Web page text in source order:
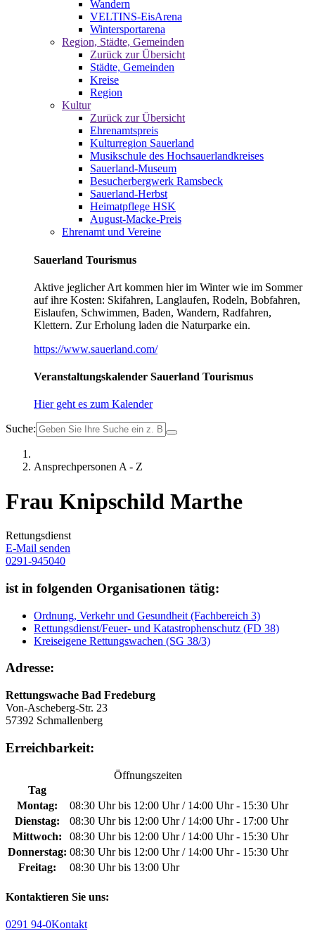
Wandern
VELTINS-EisArena
Wintersportarena
Region, Städte, Gemeinden
Zurück zur Übersicht
Städte, Gemeinden
Kreise
Region
Kultur
Zurück zur Übersicht
Ehrenamtspreis
Kulturregion Sauerland
Musikschule des Hochsauerlandkreises
Sauerland-Museum
Besucherbergwerk Ramsbeck
Sauerland-Herbst
Heimatpflege HSK
August-Macke-Preis
Ehrenamt und Vereine
Sauerland Tourismus
Aktive jeglicher Art kommen hier im Winter wie im Sommer
auf ihre Kosten: Skifahren, Langlaufen, Rodeln, Bobfahren,
Eislaufen, Schwimmen, Baden, Wandern, Radfahren,
Klettern. Zur Erholung laden die Naturparke ein.
https://www.sauerland.com/
Veranstaltungskalender Sauerland Tourismus
Hier geht es zum Kalender
Suche:
Ansprechpersonen A - Z
Frau Knipschild Marthe
Rettungsdienst
E-Mail senden
0291-945040
ist in folgenden Organisationen tätig:
Ordnung, Verkehr und Gesundheit (Fachbereich 3)
Rettungsdienst/Feuer- und Katastrophenschutz (FD 38)
Kreiseigene Rettungswachen (SG 38/3)
Adresse:
Rettungswache Bad Fredeburg
Von-Ascheberg-Str. 23
57392 Schmallenberg
Erreichbarkeit:
Öffnungszeiten
Tag
Montag:
08:30 Uhr bis 12:00 Uhr / 14:00 Uhr - 15:30 Uhr
Dienstag:
08:30 Uhr bis 12:00 Uhr / 14:00 Uhr - 17:00 Uhr
Mittwoch:
08:30 Uhr bis 12:00 Uhr / 14:00 Uhr - 15:30 Uhr
Donnerstag: 08:30 Uhr bis 12:00 Uhr / 14:00 Uhr - 15:30 Uhr
Freitag:
08:30 Uhr bis 13:00 Uhr
Kontaktieren Sie uns:
0291 94-0Kontakt